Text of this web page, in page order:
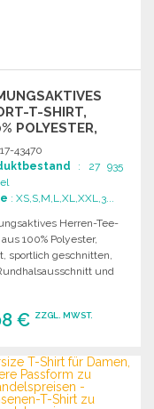
T-SHIRT,
POLYESTER,
17-43470
: 27 935
: XS,S,M,L,XL,XXL,3...
Herren-Tee-
100% Polyester,
sportlich geschnitten,
und
€ ZZGL. MWST.
BESTELLEN
Angebot anfordern